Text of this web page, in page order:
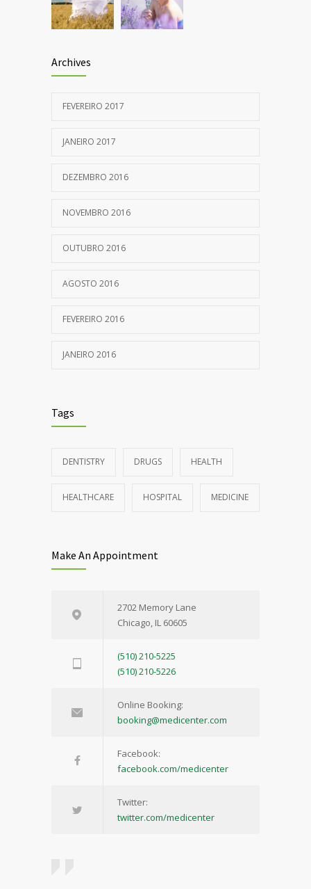
Archives
FEVEREIRO 2017
JANEIRO 2017
DEZEMBRO 2016
NOVEMBRO 2016
OUTUBRO 2016
AGOSTO 2016
FEVEREIRO 2016
JANEIRO 2016
Tags
DENTISTRY DRUGS HEALTH
HEALTHCARE HOSPITAL MEDICINE
Make An Appointment
2702 Memory Lane
Chicago, IL 60605
(510) 210-5225
(510) 210-5226
Online Booking:
booking@medicenter.com
Facebook:
facebook.com/medicenter
Twitter:
twitter.com/medicenter